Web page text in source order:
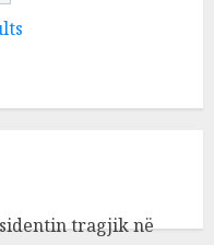
tragjik në